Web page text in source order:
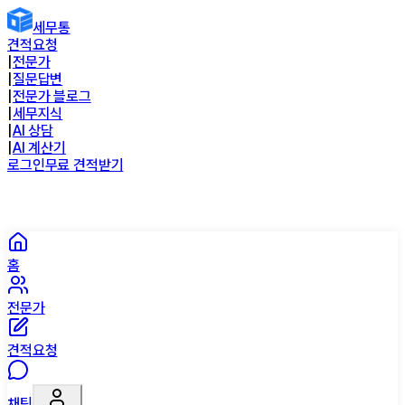
세무통
견적요청
전문가
질문답변
전문가 블로그
세무지식
AI 상담
AI 계산기
로그인무료 견적받기
홈
전문가
견적요청